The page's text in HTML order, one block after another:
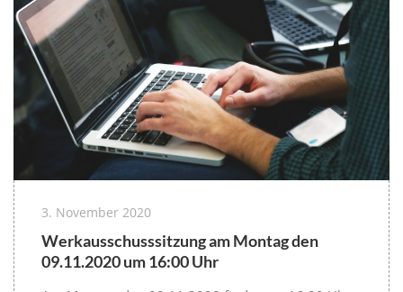
3. November 2020
Werkausschusssitzung am Montag den
09.11.2020 um 16:00 Uhr